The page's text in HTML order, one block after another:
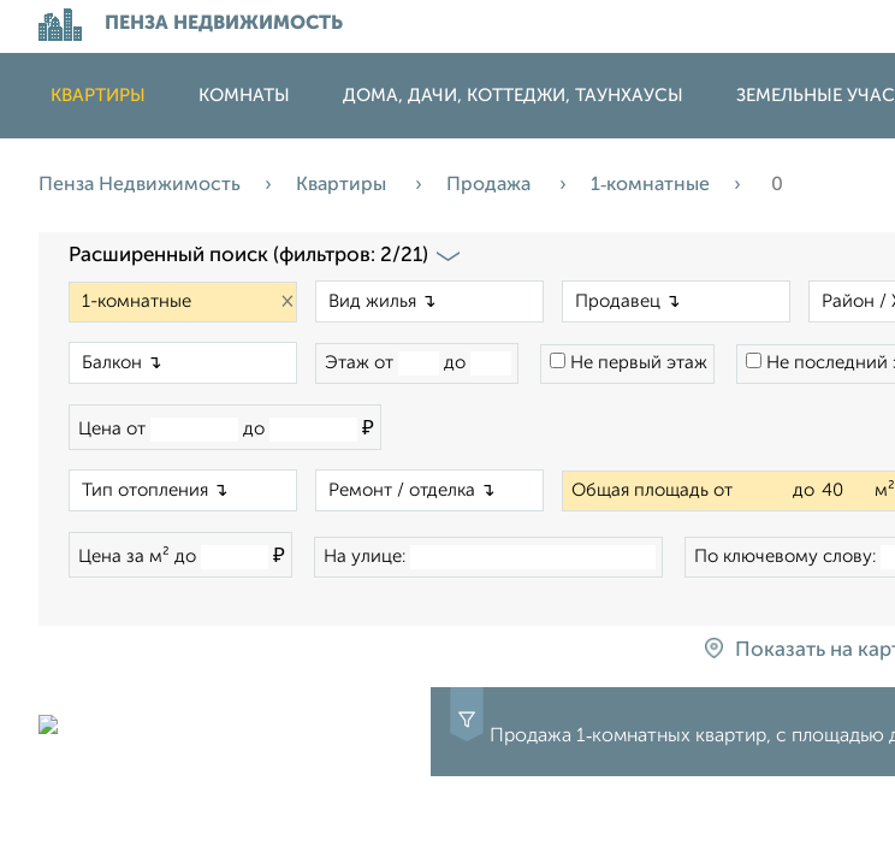
ПЕНЗА НЕДВИЖИМОСТЬ
КВАРТИРЫ КОМНАТЫ ДОМА, ДАЧИ, КОТТЕДЖИ, ТАУНХАУСЫ ЗЕМЕЛЬНЫЕ
Пенза Недвижимость Квартиры Продажа 1‑комнатные 0
Расширенный поиск (фильтров: 2/21)
×
Этаж от до Не первый этаж Не последний
Цена от до ₽
Общая площадь от до м²
Цена за м² до ₽ На улице: По ключевому слову:
Показать на
Продажа 1‑комнатных квартир, c